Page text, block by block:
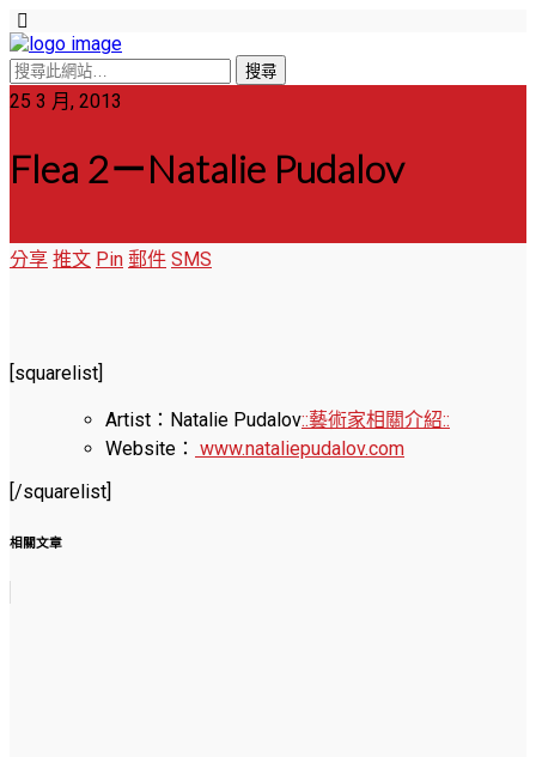
25 3 月, 2013
Flea 2－Natalie Pudalov
分享 推文 Pin 郵件 SMS
[squarelist]
Artist：Natalie Pudalov::藝術家相關介紹::
Website： www.nataliepudalov.com
[/squarelist]
相關文章